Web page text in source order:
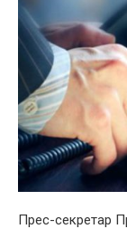
Прес-секретар